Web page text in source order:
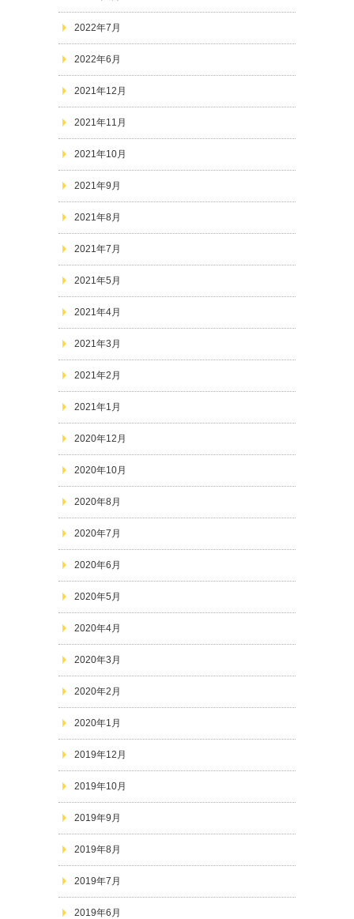
2022年7月
2022年6月
2021年12月
2021年11月
2021年10月
2021年9月
2021年8月
2021年7月
2021年5月
2021年4月
2021年3月
2021年2月
2021年1月
2020年12月
2020年10月
2020年8月
2020年7月
2020年6月
2020年5月
2020年4月
2020年3月
2020年2月
2020年1月
2019年12月
2019年10月
2019年9月
2019年8月
2019年7月
2019年6月